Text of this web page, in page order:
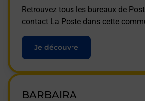
Retrouvez tous les bureaux de
contact La Poste dans cette
Je découvre
BARBAIRA